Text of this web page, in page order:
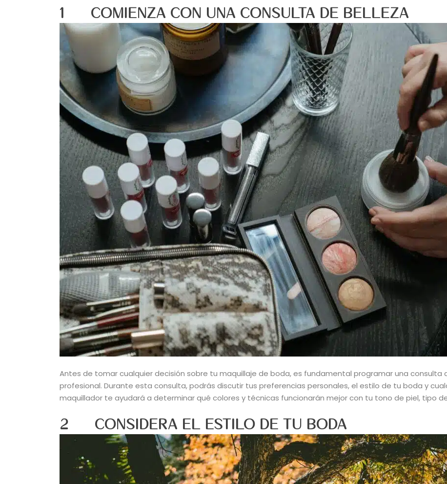
1 COMIENZA CON UNA CONSULTA DE BELLEZA
Antes de tomar cualquier decisión sobre tu maquillaje de boda, es fundamental programar una consulta
profesional. Durante esta consulta, podrás discutir tus preferencias personales, el estilo de tu boda y
maquillador te ayudará a determinar qué colores y técnicas funcionarán mejor con tu tono de piel, tipo
2 CONSIDERA EL ESTILO DE TU BODA